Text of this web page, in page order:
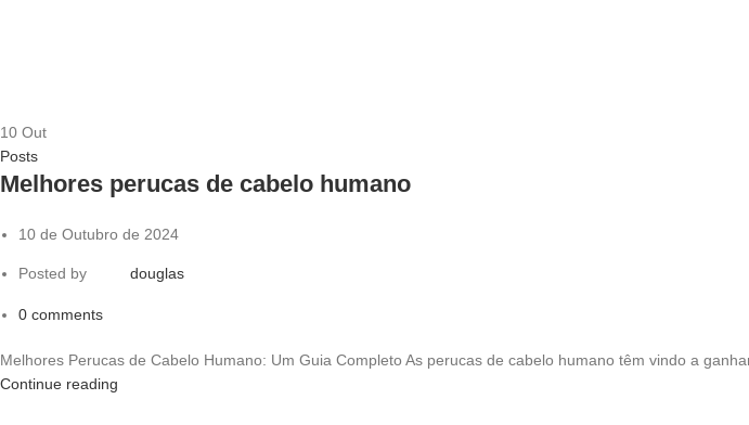
10 Out
Posts
Melhores perucas de cabelo humano
10 de Outubro de 2024
Posted by douglas
0 comments
Melhores Perucas de Cabelo Humano: Um Guia Completo As perucas de cabelo humano têm vindo a
Continue reading